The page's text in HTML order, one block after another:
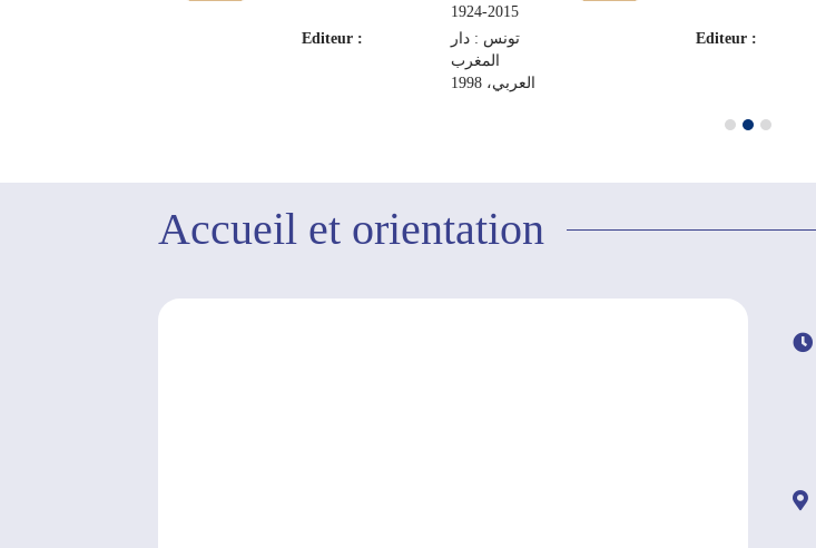
Editeur :
2015-1924
Editeur :
تونس : دار
المغرب
العربي، 1998
Accueil et orientation